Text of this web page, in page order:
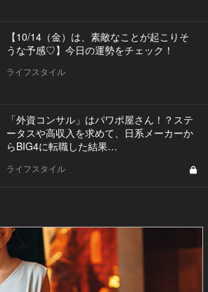
【10/14（金）は、素敵なことが起こりそ
うな予感♡】今日の運勢をチェック！
ライフスタイル
「外資コンサル」はパワポ屋さん！？ステ
ータスや高収入を求めて、日系メーカーか
らBIG4に転職した結果…
ライフスタイル